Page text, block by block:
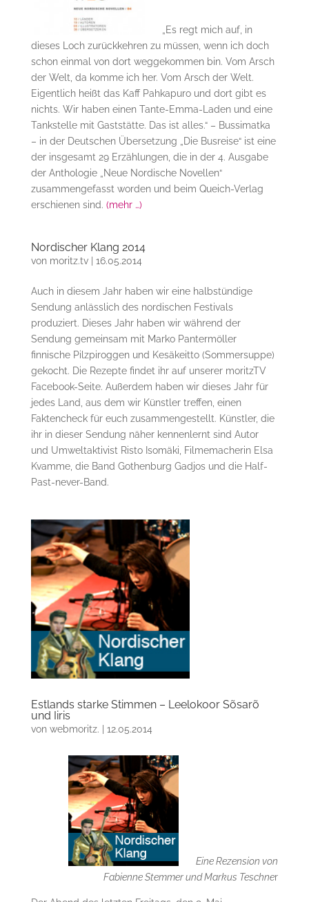
„Es regt mich auf, in
dieses Loch zurückkehren zu müssen, wenn ich doch
schon einmal von dort weggekommen bin. Vom Arsch
der Welt, da komme ich her. Vom Arsch der Welt.
Eigentlich heißt das Kaff Pahkapuro und dort gibt es
nichts. Wir haben einen Tante-Emma-Laden und eine
Tankstelle mit Gaststätte. Das ist alles.“ – Bussimatka
– in der Deutschen Übersetzung „Die Busreise“ ist eine
der insgesamt 29 Erzählungen, die in der 4. Ausgabe
der Anthologie „Neue Nordische Novellen“
zusammengefasst worden und beim Queich-Verlag
erschienen sind. (mehr …)
Nordischer Klang 2014
von moritz.tv| 16.05.2014
Auch in diesem Jahr haben wir eine halbstündige
Sendung anlässlich des nordischen Festivals
produziert. Dieses Jahr haben wir während der
Sendung gemeinsam mit Marko Pantermöller
finnische Pilzpiroggen und Kesäkeitto (Sommersuppe)
gekocht. Die Rezepte findet ihr auf unserer moritzTV
Facebook-Seite. Außerdem haben wir dieses Jahr für
jedes Land, aus dem wir Künstler treffen, einen
Faktencheck für euch zusammengestellt. Künstler, die
ihr in dieser Sendung näher kennenlernt sind Autor
und Umweltaktivist Risto Isomäki, Filmemacherin Elsa
Kvamme, die Band Gothenburg Gadjos und die Half-
Past-never-Band.
Estlands starke Stimmen – Leelokoor Sõsarõ
und Iiris
von webmoritz. | 12.05.2014
Eine Rezension von
Fabienne Stemmer und Markus Teschner